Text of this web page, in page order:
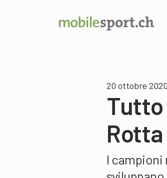
20 ottobre 2020
Tutto
Rotta
I campioni